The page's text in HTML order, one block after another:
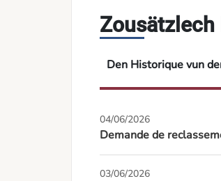
Den Historique vun
04/06/2026
Demande de
03/06/2026